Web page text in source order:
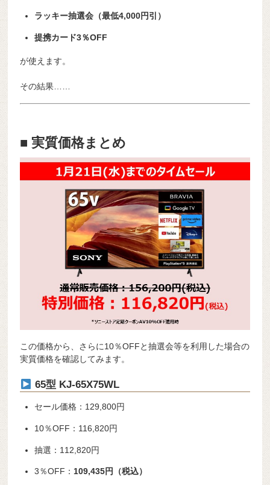
ラッキー抽選会（最低4,000円引）
提携カード3％OFF
が使えます。
その結果……
■ 実質価格まとめ
この価格から、さらに10％OFFと抽選会等を利用した場合の
実質価格を確認してみます。
65型 KJ-65X75WL
セール価格：129,800円
10％OFF：116,820円
抽選：112,820円
3％OFF：109,435円（税込）